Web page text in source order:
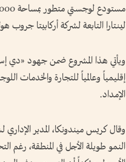
لينتارا التابعة لشركة أركابيتا جروب
ويأتي هذا المشروع ضمن جهود «دي إس
إقليمياً وعالمياً للتجارة والخدمات
الإمداد.
وقال كريس ميندونكا، المدير
النمو طويلة الأجل في المنطقة،